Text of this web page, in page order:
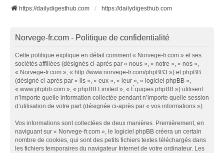
https://dailydigesthub.com https://dailydigesthub.com
Norvege-fr.com - Politique de confidentialité
Cette politique explique en détail comment « Norvege-fr.com » et ses
sociétés affiliées (désignés ci-après par « nous », « notre », « nos »,
« Norvege-fr.com », « http://www.norvege-fr.com/phpBB3 ») et phpBB
(désigné ci-après par « ils », « eux », « leur », « logiciel phpBB »,
« www.phpbb.com », « phpBB Limited », « Équipes phpBB ») utilisent
n’importe quelle information collectée pendant n’importe quelle session
d’utilisation de votre part (désignée ci-après par « vos informations »).
Vos informations sont collectées de deux manières. Premièrement, en
naviguant sur « Norvege-fr.com », le logiciel phpBB créera un certain
nombre de cookies, qui sont des petits fichiers textes téléchargés dans
les fichiers temporaires du navigateur Internet de votre ordinateur. Les